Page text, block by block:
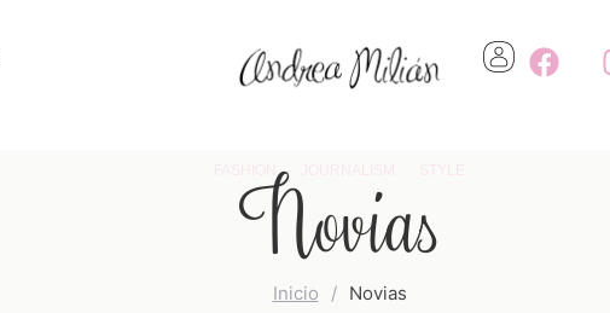
FASHION · JOURNALISM · STYLE
Novias
Inicio / Novias